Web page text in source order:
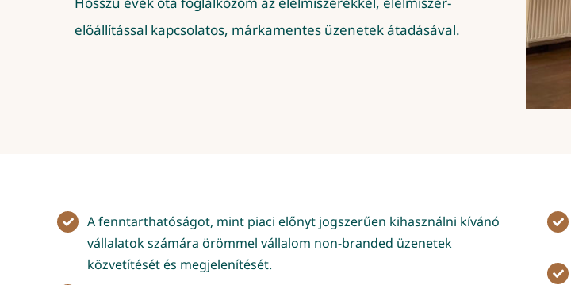
előállítással kapcsolatos, márkamentes üzenetek átadásával.
A fenntarthatóságot, mint piaci előnyt jogszerűen kihasználni kívánó
vállalatok számára örömmel vállalom non-branded üzenetek
közvetítését és megjelenítését.